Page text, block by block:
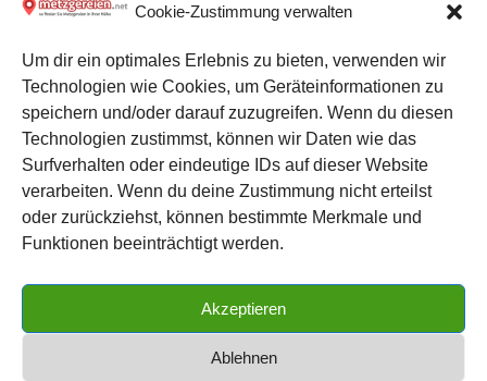
Cookie-Zustimmung verwalten
Um dir ein optimales Erlebnis zu bieten, verwenden wir
Technologien wie Cookies, um Geräteinformationen zu
speichern und/oder darauf zuzugreifen. Wenn du diesen
Technologien zustimmst, können wir Daten wie das
Surfverhalten oder eindeutige IDs auf dieser Website
verarbeiten. Wenn du deine Zustimmung nicht erteilst
oder zurückziehst, können bestimmte Merkmale und
Funktionen beeinträchtigt werden.
Akzeptieren
Ablehnen
Bruchsal
Metzgerei Detlef Rösner: Partyservice und Catering in Allstedt
Kontakt zu uns